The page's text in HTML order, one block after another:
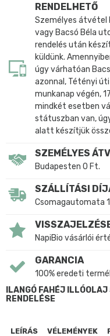
RENDELHETŐ
Személyes átvétel
vagy Bacsó Béla
rendelés után
küldünk.
úgy várhatóan
azonnal, Tétényi
munkanap végén,
mindkét esetben
státuszban van,
alatt készítjük
SZEMÉLYES
Budapesten 0 Ft.
SZÁLLÍTÁSI
Csomagautomata
NapiBio vásárlói
GARANCIA
100% eredeti
ILANGÓ FAHÉJ
RENDELÉSE
LEÍRÁS VÉLEMÉNYEK